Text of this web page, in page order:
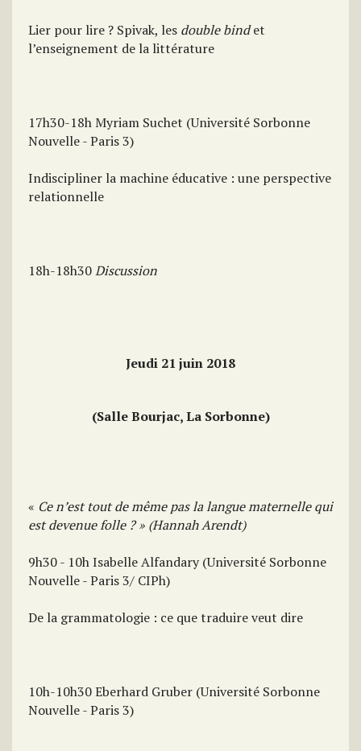
Lier pour lire ? Spivak, les double bindet
l’enseignement de la littérature
17h30-18h Myriam Suchet (Université Sorbonne
Nouvelle - Paris 3)
Indiscipliner la machine éducative : une perspective
relationnelle
18h-18h30Discussion
Jeudi 21 juin 2018
(Salle Bourjac, La Sorbonne)
« Ce n’est tout de même pas la langue maternelle qui
est devenue folle ? » (Hannah Arendt)
9h30 - 10h Isabelle Alfandary (Université Sorbonne
Nouvelle - Paris 3/ CIPh)
De la grammatologie : ce que traduire veut dire
10h-10h30 Eberhard Gruber (Université Sorbonne
Nouvelle - Paris 3)